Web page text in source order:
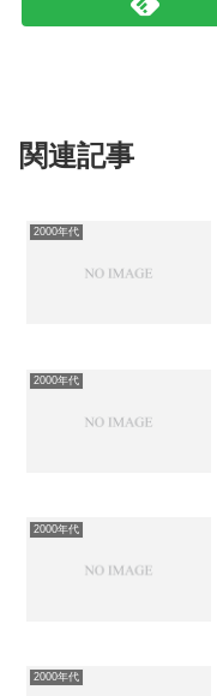
関連記事
2000年代
2000年代
2000年代
2000年代